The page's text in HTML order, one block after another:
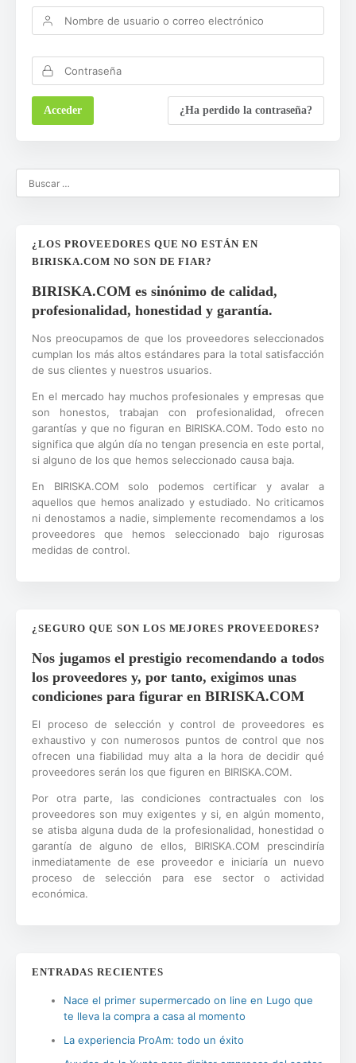
¿Ha perdido la contraseña?
¿LOS PROVEEDORES QUE NO ESTÁN EN
BIRISKA.COM NO SON DE FIAR?
BIRISKA.COM es sinónimo de calidad,
profesionalidad, honestidad y garantía.
Nos preocupamos de que los proveedores seleccionados
cumplan los más altos estándares para la total satisfacción
de sus clientes y nuestros usuarios.
En el mercado hay muchos profesionales y empresas que
son honestos, trabajan con profesionalidad, ofrecen
garantías y que no figuran en BIRISKA.COM. Todo esto no
significa que algún día no tengan presencia en este portal,
si alguno de los que hemos seleccionado causa baja.
En BIRISKA.COM solo podemos certificar y avalar a
aquellos que hemos analizado y estudiado. No criticamos
ni denostamos a nadie, simplemente recomendamos a los
proveedores que hemos seleccionado bajo rigurosas
medidas de control.
¿SEGURO QUE SON LOS MEJORES PROVEEDORES?
Nos jugamos el prestigio recomendando a todos
los proveedores y, por tanto, exigimos unas
condiciones para figurar en BIRISKA.COM
El proceso de selección y control de proveedores es
exhaustivo y con numerosos puntos de control que nos
ofrecen una fiabilidad muy alta a la hora de decidir qué
proveedores serán los que figuren en BIRISKA.COM.
Por otra parte, las condiciones contractuales con los
proveedores son muy exigentes y si, en algún momento,
se atisba alguna duda de la profesionalidad, honestidad o
garantía de alguno de ellos, BIRISKA.COM prescindiría
inmediatamente de ese proveedor e iniciaría un nuevo
proceso de selección para ese sector o actividad
económica.
ENTRADAS RECIENTES
Nace el primer supermercado on line en Lugo que
te lleva la compra a casa al momento
La experiencia ProAm: todo un éxito